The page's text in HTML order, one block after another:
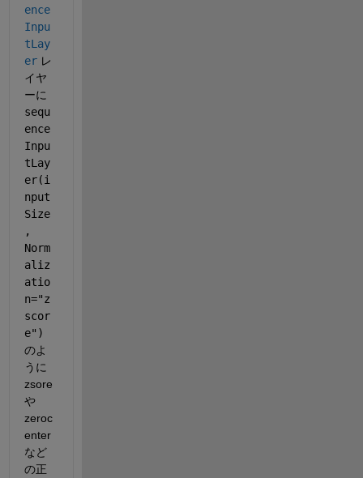
ence
Inpu
tLay
er レ
イヤ
ーに
sequ
ence
Inpu
tLay
er(i
nput
Size
,
Norm
aliz
atio
n="z
scor
e")
のよ
うに
zsore
や
zeroc
enter
など
の正